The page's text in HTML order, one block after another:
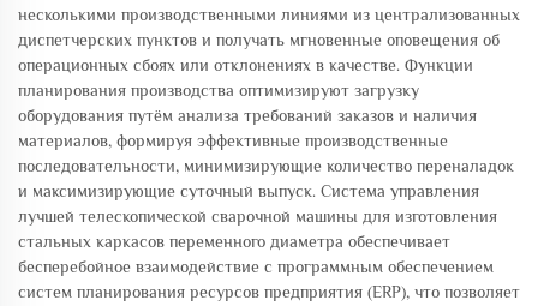
несколькими производственными линиями из централизованных
диспетчерских пунктов и получать мгновенные оповещения об
операционных сбоях или отклонениях в качестве. Функции
планирования производства оптимизируют загрузку
оборудования путём анализа требований заказов и наличия
материалов, формируя эффективные производственные
последовательности, минимизирующие количество переналадок
и максимизирующие суточный выпуск. Система управления
лучшей телескопической сварочной машины для изготовления
стальных каркасов переменного диаметра обеспечивает
бесперебойное взаимодействие с программным обеспечением
систем планирования ресурсов предприятия (ERP), что позволяет